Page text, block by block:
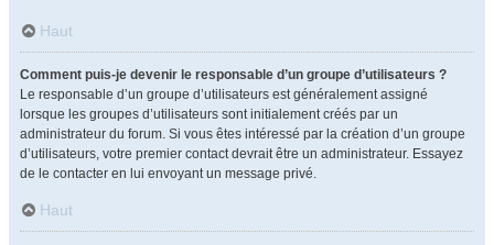
Haut
Comment puis-je devenir le responsable d’un groupe d’utilisateurs ?
Le responsable d’un groupe d’utilisateurs est généralement assigné
lorsque les groupes d’utilisateurs sont initialement créés par un
administrateur du forum. Si vous êtes intéressé par la création d’un groupe
d’utilisateurs, votre premier contact devrait être un administrateur. Essayez
de le contacter en lui envoyant un message privé.
Haut